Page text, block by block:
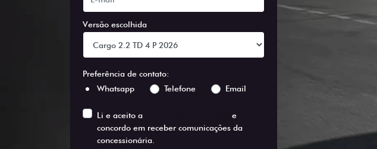
Versão escolhida
Preferência de contato:
Whatsapp
Telefone Email
Li e aceito a
e
concordo em receber comunicações da
concessionária.